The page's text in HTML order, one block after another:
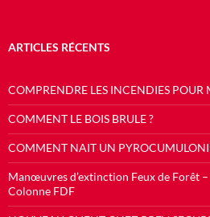
ARTICLES RÉCENTS
COMPRENDRE LES INCENDIES POUR
COMMENT LE BOIS BRULE ?
COMMENT NAIT UN
Manœuvres d’extinction Feux de Forêt
Colonne FDF